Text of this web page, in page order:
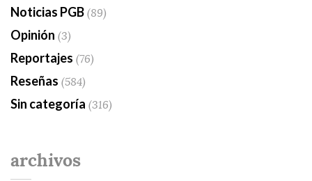
Noticias PGB(89)
Opinión (3)
Reportajes (76)
Reseñas (584)
Sin categoría (316)
archivos